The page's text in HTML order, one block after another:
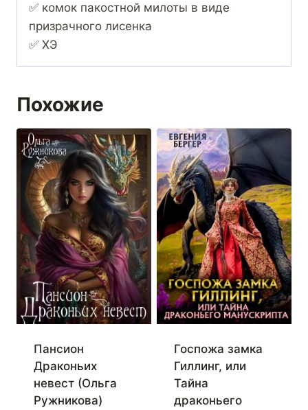
✅ комок пакостной милоты в виде
призрачного лисенка
✅ ХЭ
Похожие
Пансион
Драконьих
невест (Ольга
Ружникова)
Госпожа замка
Гиллинг, или
Тайна
драконьего